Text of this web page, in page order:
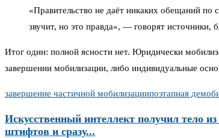
«Правительство не даёт никаких обещаний по
звучит, но это правда», — говорят источники,
Итог один: полной ясности нет. Юридически
завершении мобилизации, либо индивидуальные
завершение частичной мобилизациипоэтапная
Искусственный интеллект получил тело из
штифтов и сразу...